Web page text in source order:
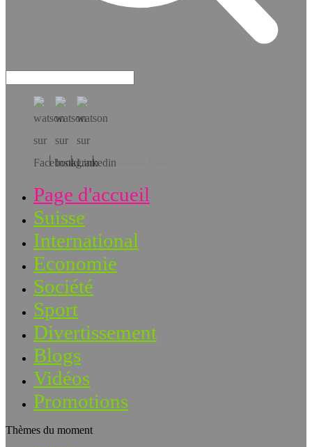
Téléchargez l’app!
Page d'accueil
Suisse
International
Economie
Société
Sport
Divertissement
Blogs
Vidéos
Promotions
Thèmes du moment